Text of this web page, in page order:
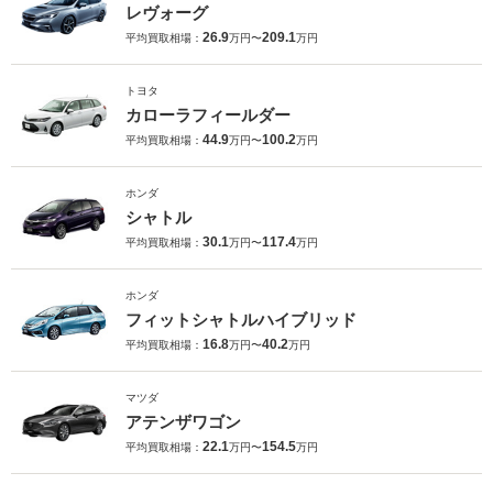
レヴォーグ
平均買取相場： 26.9万円〜209.1万円
トヨタ
カローラフィールダー
平均買取相場： 44.9万円〜100.2万円
ホンダ
シャトル
平均買取相場： 30.1万円〜117.4万円
ホンダ
フィットシャトルハイブリッド
平均買取相場： 16.8万円〜40.2万円
マツダ
アテンザワゴン
平均買取相場： 22.1万円〜154.5万円